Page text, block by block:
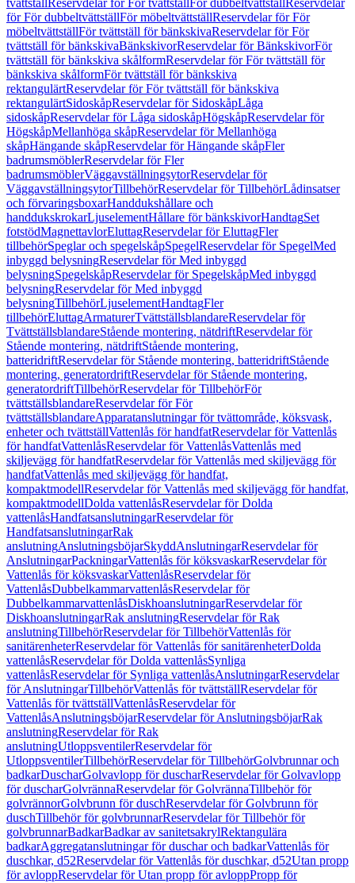
tvättställReservdelar för För tvättställFör dubbeltvättställReservdelar
för För dubbeltvättställFör möbeltvättställReservdelar för För
möbeltvättställFör tvättställ för bänkskivaReservdelar för För
tvättställ för bänkskivaBänkskivorReservdelar för BänkskivorFör
tvättställ för bänkskiva skålformReservdelar för För tvättställ för
bänkskiva skålformFör tvättställ för bänkskiva
rektangulärtReservdelar för För tvättställ för bänkskiva
rektangulärtSidoskåpReservdelar för SidoskåpLåga
sidoskåpReservdelar för Låga sidoskåpHögskåpReservdelar för
HögskåpMellanhöga skåpReservdelar för Mellanhöga
skåpHängande skåpReservdelar för Hängande skåpFler
badrumsmöblerReservdelar för Fler
badrumsmöblerVäggavställningsytorReservdelar för
VäggavställningsytorTillbehörReservdelar för TillbehörLådinsatser
och förvaringsboxarHanddukshållare och
handdukskrokarLjuselementHållare för bänkskivorHandtagSet
fotstödMagnettavlorEluttagReservdelar för EluttagFler
tillbehörSpeglar och spegelskåpSpegelReservdelar för SpegelMed
inbyggd belysningReservdelar för Med inbyggd
belysningSpegelskåpReservdelar för SpegelskåpMed inbyggd
belysningReservdelar för Med inbyggd
belysningTillbehörLjuselementHandtagFler
tillbehörEluttagArmaturerTvättställsblandareReservdelar för
TvättställsblandareStående montering, nätdriftReservdelar för
Stående montering, nätdriftStående montering,
batteridriftReservdelar för Stående montering, batteridriftStående
montering, generatordriftReservdelar för Stående montering,
generatordriftTillbehörReservdelar för TillbehörFör
tvättställsblandareReservdelar för För
tvättställsblandareApparatanslutningar för tvättområde, köksvask,
enheter och tvättställVattenlås för handfatReservdelar för Vattenlås
för handfatVattenlåsReservdelar för VattenlåsVattenlås med
skiljevägg för handfatReservdelar för Vattenlås med skiljevägg för
handfatVattenlås med skiljevägg för handfat,
kompaktmodellReservdelar för Vattenlås med skiljevägg för handfat,
kompaktmodellDolda vattenlåsReservdelar för Dolda
vattenlåsHandfatsanslutningarReservdelar för
HandfatsanslutningarRak
anslutningAnslutningsböjarSkyddAnslutningarReservdelar för
AnslutningarPackningarVattenlås för köksvaskarReservdelar för
Vattenlås för köksvaskarVattenlåsReservdelar för
VattenlåsDubbelkammarvattenlåsReservdelar för
DubbelkammarvattenlåsDiskhoanslutningarReservdelar för
DiskhoanslutningarRak anslutningReservdelar för Rak
anslutningTillbehörReservdelar för TillbehörVattenlås för
sanitärenheterReservdelar för Vattenlås för sanitärenheterDolda
vattenlåsReservdelar för Dolda vattenlåsSynliga
vattenlåsReservdelar för Synliga vattenlåsAnslutningarReservdelar
för AnslutningarTillbehörVattenlås för tvättställReservdelar för
Vattenlås för tvättställVattenlåsReservdelar för
VattenlåsAnslutningsböjarReservdelar för AnslutningsböjarRak
anslutningReservdelar för Rak
anslutningUtloppsventilerReservdelar för
UtloppsventilerTillbehörReservdelar för TillbehörGolvbrunnar och
badkarDuscharGolvavlopp för duscharReservdelar för Golvavlopp
för duscharGolvrännaReservdelar för GolvrännaTillbehör för
golvrännorGolvbrunn för duschReservdelar för Golvbrunn för
duschTillbehör för golvbrunnarReservdelar för Tillbehör för
golvbrunnarBadkarBadkar av sanitetsakrylRektangulära
badkarAggregatanslutningar för duschar och badkarVattenlås för
duschkar, d52Reservdelar för Vattenlås för duschkar, d52Utan propp
för avloppReservdelar för Utan propp för avloppPropp för